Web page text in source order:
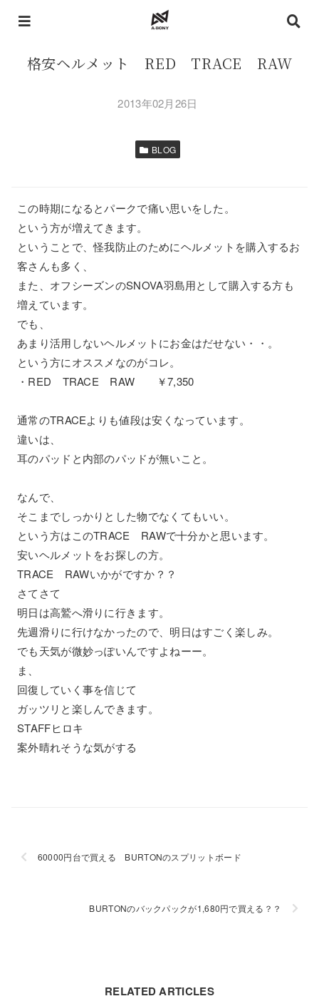
格安ヘルメット RED TRACE RAW
2013年02月26日
BLOG
この時期になるとパークで痛い思いをした。
という方が増えてきます。
ということで、怪我防止のためにヘルメットを購入するお
客さんも多く、
また、オフシーズンのSNOVA羽島用として購入する方も
増えています。
でも、
あまり活用しないヘルメットにお金はだせない・・。
という方にオススメなのがコレ。
・RED TRACE RAW ￥7,350
通常のTRACEよりも値段は安くなっています。
違いは、
耳のパッドと内部のパッドが無いこと。
なんで、
そこまでしっかりとした物でなくてもいい。
という方はこのTRACE RAWで十分かと思います。
安いヘルメットをお探しの方。
TRACE RAWいかがですか？？
さてさて
明日は高鷲へ滑りに行きます。
先週滑りに行けなかったので、明日はすごく楽しみ。
でも天気が微妙っぽいんですよねーー。
ま、
回復していく事を信じて
ガッツリと楽しんできます。
STAFFヒロキ
案外晴れそうな気がする
60000円台で買える BURTONのスプリットボード
BURTONのバックパックが1,680円で買える？？
RELATED ARTICLES